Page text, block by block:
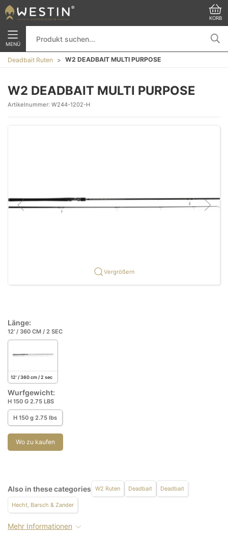
KORB
MENÜ
Deadbait Ruten W2 DEADBAIT MULTI PURPOSE
W2 DEADBAIT MULTI PURPOSE
Artikelnummer: W244-1202-H
Vergrößern
Länge:
12' / 360 CM / 2 SEC
12' / 360 cm / 2 sec
Wurfgewicht:
H 150 G 2.75 LBS
H 150 g 2.75 lbs
Wo zu kaufen
Also in these categories W2 Ruten Deadbait Deadbait
Hecht, Barsch & Zander
Mehr Informationen